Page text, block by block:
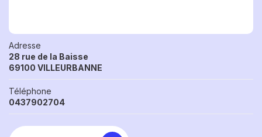
Adresse
28 rue de la Baisse
69100 VILLEURBANNE
Téléphone
0437902704